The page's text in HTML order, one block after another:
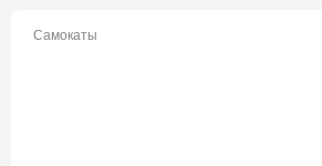
Самокаты